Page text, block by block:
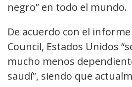
negro” en todo el mundo.
De acuerdo con el
Council, Estados Unidos
mucho menos
saudí”, siendo que